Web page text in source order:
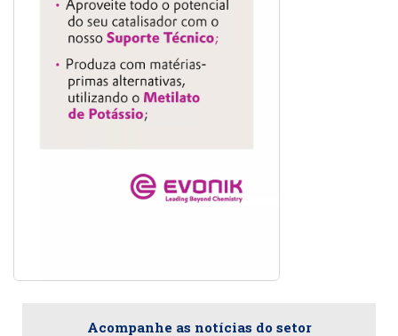
Acompanhe as notícias do setor